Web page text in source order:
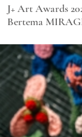
J+ Art Awards
Bertema